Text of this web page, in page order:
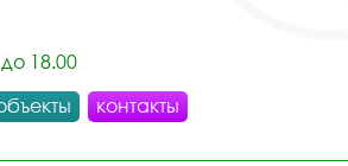
18.00
контакты